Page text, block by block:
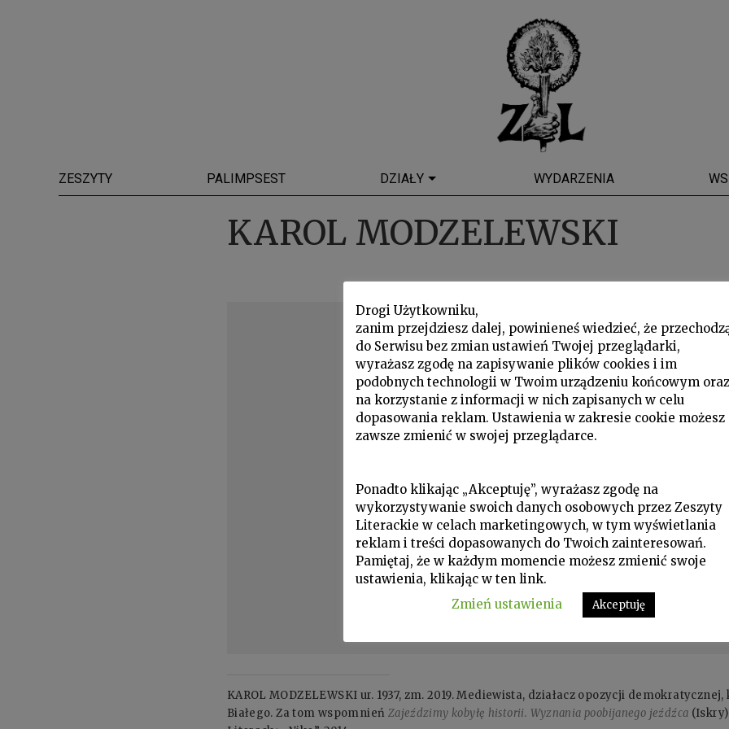
ZESZYTY PALIMPSEST DZIAŁY WYDARZENIA
KAROL MODZELEWSKI
KAROL MODZELEWSKI ur. 1937, zm. 2019. Mediewista, działacz opozycji
Białego. Za tom wspomnień Zajeździmy kobyłę historii. Wyznania poobijanego jeźdźca
Drogi Użytkowniku,
zanim przejdziesz dalej, powinieneś wiedzieć, że
do Serwisu bez zmian ustawień Twojej przeglądarki,
wyrażasz zgodę na zapisywanie plików cookies i im
podobnych technologii w Twoim urządzeniu końcowym oraz
na korzystanie z informacji w nich zapisanych w celu
dopasowania reklam. Ustawienia w zakresie cookie możesz
zawsze zmienić w swojej przeglądarce.
Ponadto klikając „Akceptuję”, wyrażasz zgodę na
wykorzystywanie swoich danych osobowych przez Zeszyty
Literackie w celach marketingowych, w tym wyświetlania
reklam i treści dopasowanych do Twoich zainteresowań.
Pamiętaj, że w każdym momencie możesz zmienić swoje
ustawienia, klikając w ten link.
Zmień ustawienia
Akceptuję